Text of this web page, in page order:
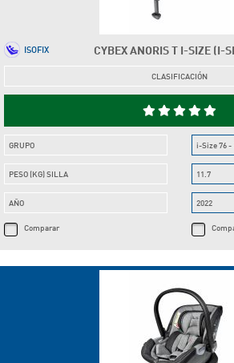
CYBEX ANORIS T I-SIZE (I-
ISOFIX
CLASIFICACIÓN
GRUPO
PESO (KG) SILLA
AÑO
Comparar
i-Size 76 -
11.7
2022